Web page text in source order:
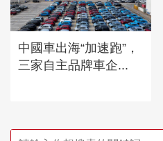
中國車出海“加速跑”，
三家自主品牌車企...